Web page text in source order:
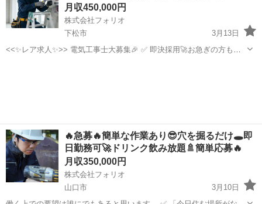
月収450,000円
株式会社フォリオ
下松市
3月13日
<<✨レア求人✨>> 電気工事士大募集🎉 ✅ 即決採用🚀お急ぎの方も大
🔥急募🔥簡単な作業あり😎穴を掘るだけ🕳️即
日勤務可🚀ドリンク飲み放題🚿簡単応募🔥
月収350,000円
株式会社フォリオ
山口市
3月10日